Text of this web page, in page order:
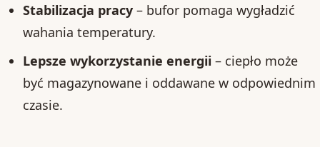
Stabilizacja pracy– bufor pomaga wygładzić
wahania temperatury.
Lepsze wykorzystanie energii – ciepło może
być magazynowane i oddawane w odpowiednim
czasie.